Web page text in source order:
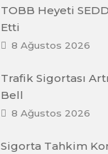
TOBB Heyeti
Etti
8 Ağustos 2026
Trafik Sigortası
Bell
8 Ağustos 2026
Sigorta Tahkim